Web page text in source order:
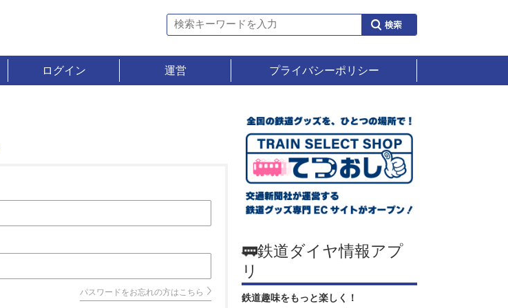
ログイン 運営 プライバシーポリシー
パスワードをお忘れの方はこちら
🚃鉄道ダイヤ情報アプ
リ
鉄道趣味をもっと楽しく！